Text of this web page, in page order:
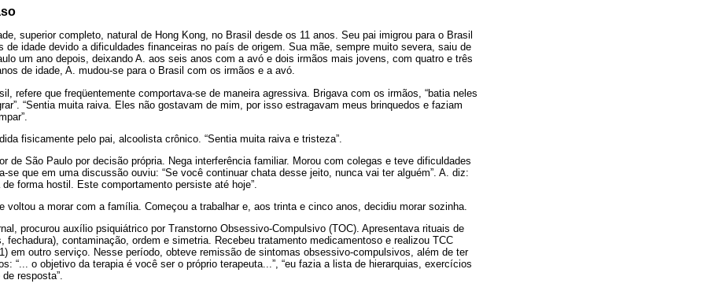
superior completo, natural de Hong Kong, no Brasil desde os 11 anos. Seu pai imigrou para o Brasil
de idade devido a dificuldades financeiras no país de origem. Sua mãe, sempre muito severa, saiu de
um ano depois, deixando A. aos seis anos com a avó e dois irmãos mais jovens, com quatro e três
de idade, A. mudou-se para o Brasil com os irmãos e a avó.
refere que freqüentemente comportava-se de maneira agressiva. Brigava com os irmãos, “batia neles
“Sentia muita raiva. Eles não gostavam de mim, por isso estragavam meus brinquedos e faziam
fisicamente pelo pai, alcoolista crônico. “Sentia muita raiva e tristeza”.
de São Paulo por decisão própria. Nega interferência familiar. Morou com colegas e teve dificuldades
se que em uma discussão ouviu: “Se você continuar chata desse jeito, nunca vai ter alguém”. A. diz:
forma hostil. Este comportamento persiste até hoje”.
voltou a morar com a família. Começou a trabalhar e, aos trinta e cinco anos, decidiu morar sozinha.
procurou auxílio psiquiátrico por Transtorno Obsessivo-Compulsivo (TOC). Apresentava rituais de
fechadura), contaminação, ordem e simetria. Recebeu tratamento medicamentoso e realizou TCC
em outro serviço. Nesse período, obteve remissão de sintomas obsessivo-compulsivos, além de ter
“... o objetivo da terapia é você ser o próprio terapeuta...”, “eu fazia a lista de hierarquias, exercícios
resposta”.